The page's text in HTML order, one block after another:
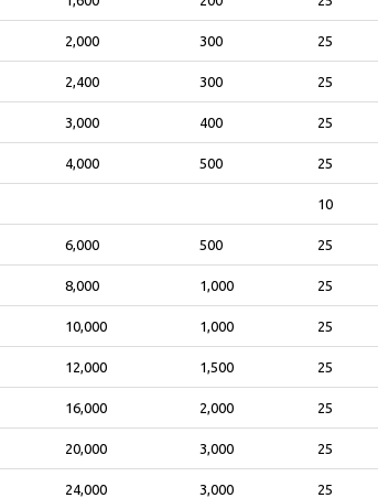
2,000 300 25
2,400 300 25
3,000 400 25
4,000 500 25
10
6,000 500 25
8,000 1,000 25
10,000 1,000 25
12,000 1,500 25
16,000 2,000 25
20,000 3,000 25
24,000 3,000 25